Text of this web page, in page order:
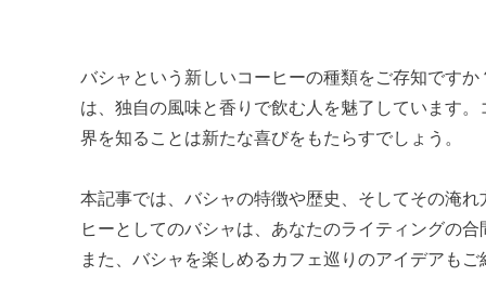
バシャという新しいコーヒーの種類をご存知です
は、独自の風味と香りで飲む人を魅了しています
界を知ることは新たな喜びをもたらすでしょう。
本記事では、バシャの特徴や歴史、そしてその淹
ヒーとしてのバシャは、あなたのライティングの
また、バシャを楽しめるカフェ巡りのアイデアも